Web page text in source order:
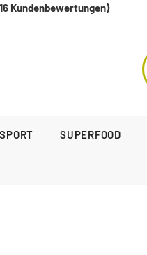
Kundenbewertungen)
SUPERFOOD